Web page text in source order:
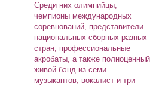
Среди них олимпийцы,
чемпионы международных
соревнований, представители
национальных сборных разных
стран, профессиональные
акробаты, а также полноценный
живой бэнд из семи
музыкантов, вокалист и три